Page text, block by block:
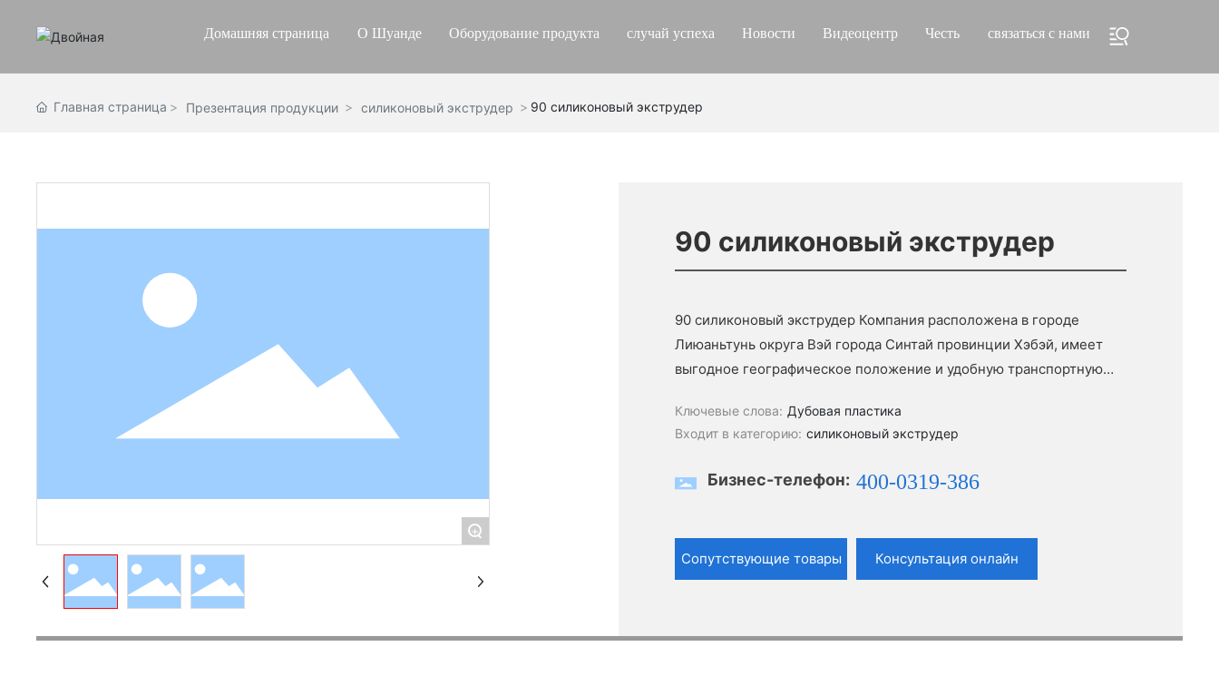
Домашняя страница О Шуанде Оборудование продукта случай успеха Новости Видеоцентр Честь связаться с нами
Главная страница Презентация продукции силиконовый экструдер 90 силиконовый экструдер
+
90 силиконовый экструдер
90 силиконовый экструдер
Ключевые слова: Дубовая пластика
Входит в категорию: силиконовый экструдер
Бизнес-телефон: 400-0319-386
Сопутствующие товары Консультация онлайн